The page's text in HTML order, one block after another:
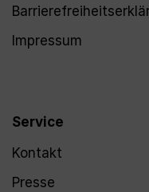
Impressum
Service
Kontakt
Presse